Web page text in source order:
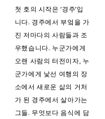
첫 호의 시작은 ‘경주’입
니다. 경주에서 부엌을 가
진 저마다의 사람들과 조
우했습니다. 누군가에게
오랜 사람의 터전이자, 누
군가에게 낯선 여행의 장
소에서 새로운 삶의 거처
가 된 경주에서 살아가는
그들. 무엇보다 음식에 담